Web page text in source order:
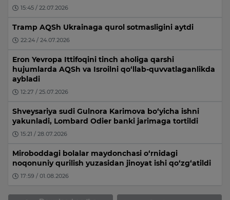
15:45 / 22.07.2026
Tramp AQSh Ukrainaga qurol sotmasligini aytdi
22:24 / 24.07.2026
Eron Yevropa Ittifoqini tinch aholiga qarshi
hujumlarda AQSh va Isroilni qo‘llab-quvvatlaganlikda
aybladi
12:27 / 25.07.2026
Shveysariya sudi Gulnora Karimova bo‘yicha ishni
yakunladi, Lombard Odier banki jarimaga tortildi
15:21 / 28.07.2026
Miroboddagi bolalar maydonchasi o‘rnidagi
noqonuniy qurilish yuzasidan jinoyat ishi qo‘zg‘atildi
17:59 / 01.08.2026